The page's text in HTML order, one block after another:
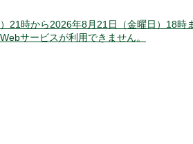
21時から2026年8月21日（金曜日）18時
サービスが利用できません。